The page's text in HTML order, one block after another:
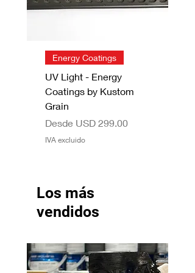
Energy Coatings
UV Light - Energy
Coatings by Kustom
Grain
Desde USD 299.00
Precio de oferta
IVA excluido
Los más
vendidos